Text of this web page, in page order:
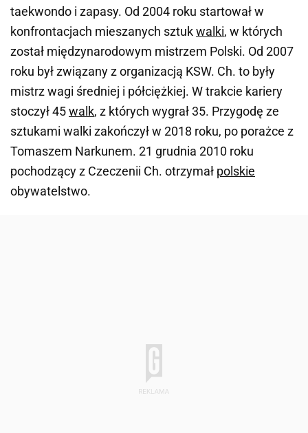
taekwondo i zapasy. Od 2004 roku startował w
konfrontacjach mieszanych sztukwalki, w których
został międzynarodowym mistrzem Polski. Od 2007
roku był związany z organizacją KSW. Ch. to były
mistrz wagi średniej i półciężkiej. W trakcie kariery
stoczył 45walk, z których wygrał 35. Przygodę ze
sztukami walki zakończył w 2018 roku, po porażce z
Tomaszem Narkunem. 21 grudnia 2010 roku
pochodzący z Czeczenii Ch. otrzymał polskie
obywatelstwo.